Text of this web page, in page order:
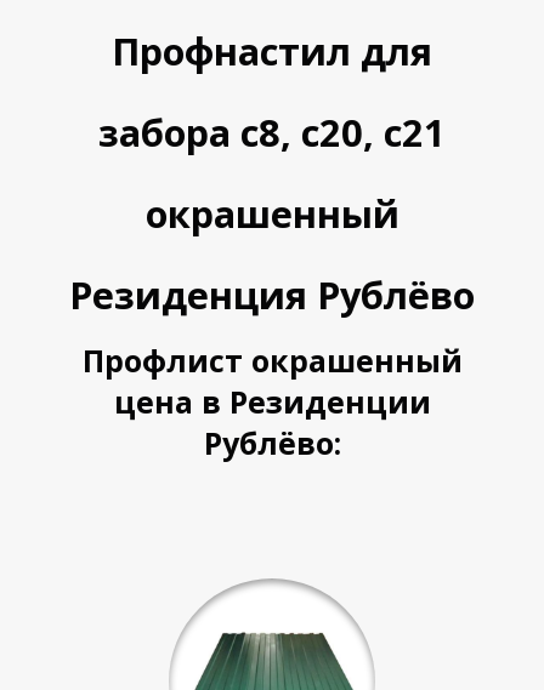
П
Профнастил для
забора с8, с20, с21
окрашенный
Резиденция Рублёво
Профлист окрашенный
цена в Резиденции
Рублёво:
П